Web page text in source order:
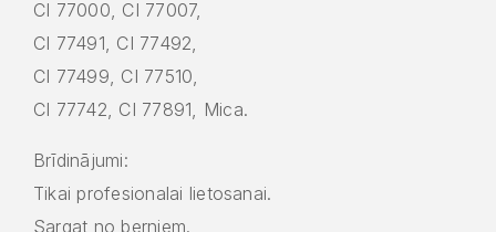
CI 77000, CI 77007,
CI 77491, CI 77492,
CI 77499, CI 77510,
CI 77742, CI 77891, Mica.
Brīdinājumi:
Tikai profesionalai lietosanai.
Sargat no berniem.